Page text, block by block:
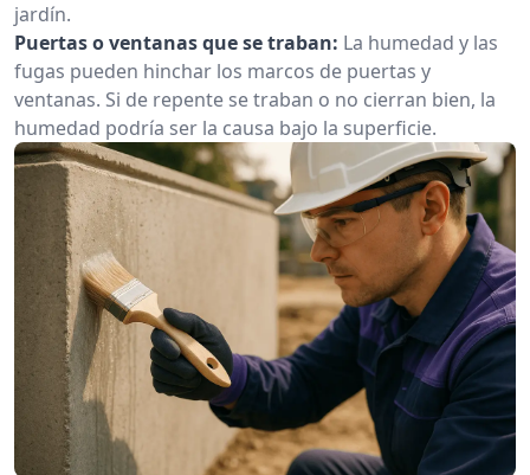
jardín.
Puertas o ventanas que se traban: La humedad y las
fugas pueden hinchar los marcos de puertas y
ventanas. Si de repente se traban o no cierran bien, la
humedad podría ser la causa bajo la superficie.